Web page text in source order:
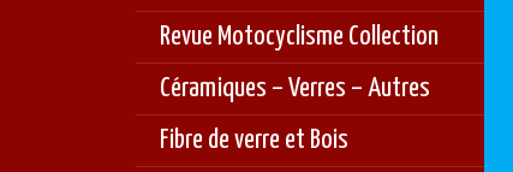
Revue Motocyclisme Collection
Céramiques – Verres – Autres
Fibre de verre et Bois